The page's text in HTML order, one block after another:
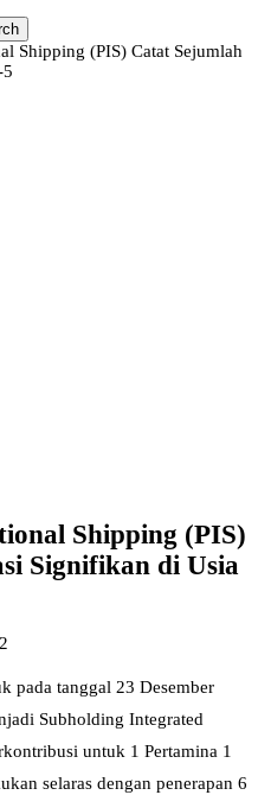
Shipping (PIS) Catat Sejumlah
Shipping (PIS)
Signifikan di Usia
pada tanggal 23 Desember
Subholding Integrated
untuk 1 Pertamina 1
selaras dengan penerapan 6